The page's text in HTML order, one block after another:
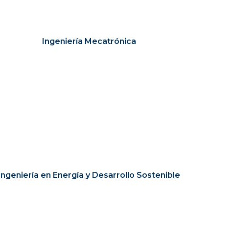
Ingeniería Mecatrónica
Ingeniería en Energía y Desarrollo Sostenible